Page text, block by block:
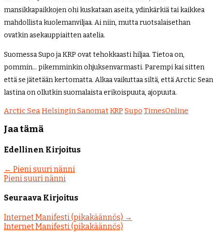
mansikkapaikkojen ohi kuskataan aseita, ydinkärkiä tai kaikkea
mahdollista kuolemanviljaa. Ai niin, mutta ruotsalaisethan
ovatkin asekauppiaitten aatelia.
Suomessa Supo ja KRP ovat tehokkaasti hiljaa. Tietoa on,
pommin… pikemminkin ohjuksenvarmasti. Parempi kai sitten
että se jätetään kertomatta. Alkaa vaikuttaa siltä, että Arctic Sean
lastina on ollutkin suomalaista erikoispuuta, ajopuuta.
Arctic SeaHelsingin SanomatKRP Supo TimesOnline
Jaa tämä
Edellinen Kirjoitus
← Pieni suuri nänni
Pieni suuri nänni
Seuraava Kirjoitus
Internet Manifesti (pikakäännös) →
Internet Manifesti (pikakäännös)